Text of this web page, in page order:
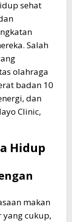
sehat
Salah
olahraga
badan 10
dan
Clinic,
Hidup
makan
cukup,